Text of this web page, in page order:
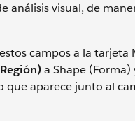
análisis visual, de
campos a la tarjeta
a Shape (Forma)
que aparece junto al